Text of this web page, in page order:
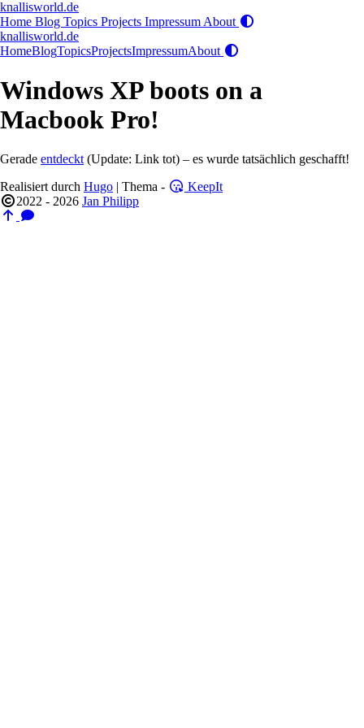
knallisworld.de
Home Blog Topics Projects Impressum About
knallisworld.de
HomeBlogTopicsProjectsImpressumAbout
Windows XP boots on a
Macbook Pro!
Gerade entdeckt (Update: Link tot) – es wurde tatsächlich geschafft!
Realisiert durch Hugo | Thema -
KeepIt
2022 - 2026 Jan Philipp